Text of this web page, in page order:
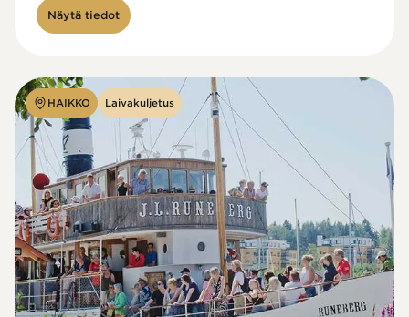
Näytä tiedot
HAIKKO Laivakuljetus